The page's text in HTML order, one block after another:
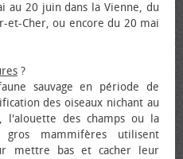
au 20 juin dans la Vienne, du
et-Cher, ou encore du 20 mai
?
sauvage en période de
des oiseaux nichant au
des champs ou la
mammifères utilisent
mettre bas et cacher leur